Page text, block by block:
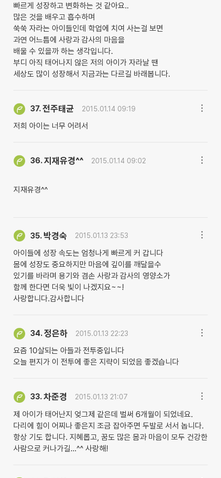
빠르게 성장하고 변화하는 것 같아요..
많은 것을 배우고 흡수하며
쑥쑥 자라는 아이들인데 학업에 치여 사는걸 보면
과연 어느틈에 사랑과 감사의 마음을
배울 수 있을까 하는 생각입니다.
부디 아직 태어나지 않은 저의 아이가 자라날 땐
세상도 많이 성장해서 지금과는 다르길 바래봅니다.
37.전주태균 2015.01.14 09:19
저희 아이는 너무 어려서
36.지재유경^^ 2015.01.14 09:02
지재유경^^
35. 박경숙 2015.01.13 23:53
아이들에 성장 속도는 엄청나게 빠르게 커 갑니다
몸에 성장도 중요하지만 마음에 깊이를 깨달을수
있기를 바라며 용기와 겸손 사랑과 감사의 영양소가
함께 한다면 더욱 빛이 나겠지요~~!
사랑합니다.감사합니다
34.정은하 2015.01.13 22:23
요즘 10살되는 아들과 전투중입니다
오늘 편지가 이 전투에 좋은 지략이 되었음 좋겠습니다
33.차준경 2015.01.13 21:07
제 아이가 태어난지 엊그제 같은데 벌써 6개월이 되었네요.
다리에 힘이 어찌나 좋은지 조금 잡아주면 두발로 서서 놉니다.
항상 기도 합니다. 지혜롭고, 꿈도 많은 몸과 마음이 모두 건강한
사람으로 커나가길…^^ 사랑해!